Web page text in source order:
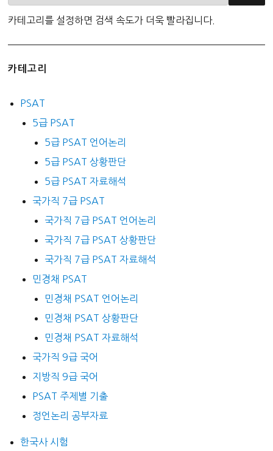
카테고리를 설정하면 검색 속도가 더욱 빨라집니다.
카테고리
PSAT
5급 PSAT
5급 PSAT 언어논리
5급 PSAT 상황판단
5급 PSAT 자료해석
국가직 7급 PSAT
국가직 7급 PSAT 언어논리
국가직 7급 PSAT 상황판단
국가직 7급 PSAT 자료해석
민경채 PSAT
민경채 PSAT 언어논리
민경채 PSAT 상황판단
민경채 PSAT 자료해석
국가직 9급 국어
지방직 9급 국어
PSAT 주제별 기출
정언논리 공부자료
한국사 시험